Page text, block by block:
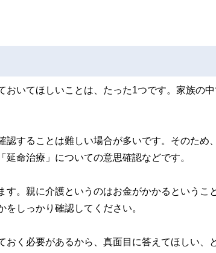
おいてほしいことは、たった1つです。家族の
することは難しい場合が多いです。そのため
命治療」についての意思確認などです。
す。親に介護というのはお金がかかるというこ
しっかり確認してください。
おく必要があるから、真面目に答えてほしい、